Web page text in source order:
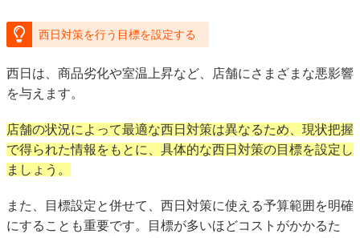
西日対策を行う目標を設定する
西日は、商品劣化や室温上昇など、店舗にさまざまな悪影響
を与えます。
店舗の状況によって最適な西日対策は異なるため、現状把握
で得られた情報をもとに、具体的な西日対策の目標を設定し
ましょう。
また、目標設定と併せて、西日対策に使える予算範囲を明確
にすることも重要です。目標が多いほどコストがかかるた